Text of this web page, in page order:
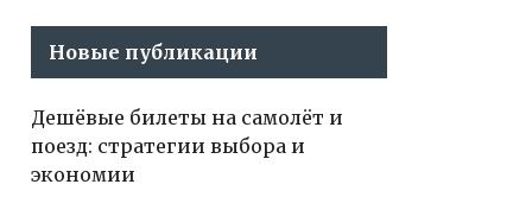
Новые публикации
Дешёвые билеты на самолёт и
поезд: стратегии выбора и
экономии